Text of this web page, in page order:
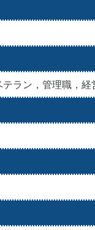
ラン，管理職，経